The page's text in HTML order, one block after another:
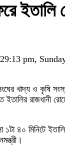
ইতালি
pm,
খাদ্য ও কৃষি
ইতালির রাজধানী
১টা ৪০ মিনিটে